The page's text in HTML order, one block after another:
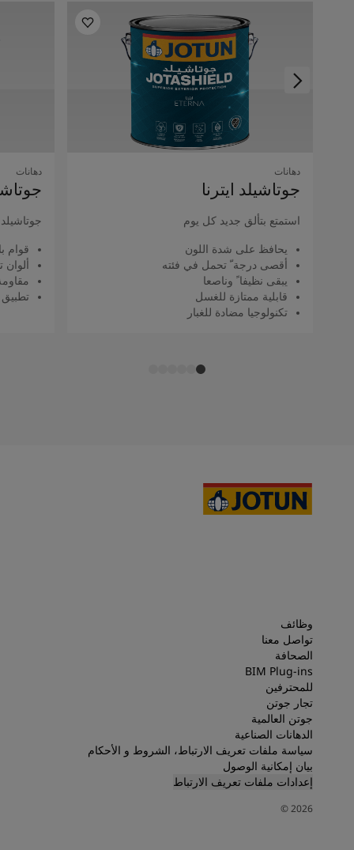
دهانات
جوتاشيلد اﻳﺘﺮﻧﺎ
استمتع بتألق جديد كل يوم
يحافظ على شدة اللون
أقصى درجة ّ تحمل في فئته
يبقى نظيفا ً وناصعا
قابلية ممتازة للغسل
تكنولوجيا مضادة للغبار
دهانات
جوتاشيلد
قوام
ألوان
وظائف
تواصل معنا
الصحافة
BIM Plug-ins
للمحترفين
تجار جوتن
جوتن العالمية
الدهانات الصناعية
سياسة ملفات تعريف الارتباط، الشروط و الأحكام
بيان إمكانية الوصول
إعدادات ملفات تعريف الارتباط
2026
©